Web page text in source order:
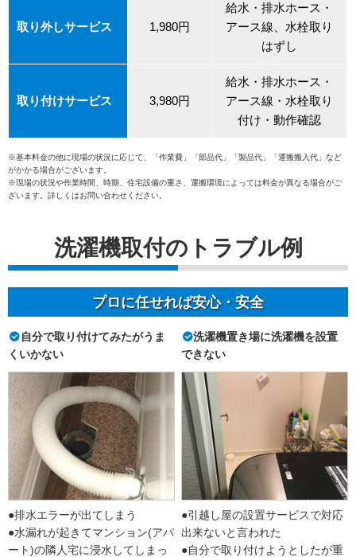
取り外しサービス 1,980円
給水・排水ホース・
アース線、水栓取り
はずし
取り付けサービス 3,980円
給水・排水ホース・
アース線・水栓取り
付け・動作確認
※基本料金の他に現場の状況に応じて、「作業費」「部品代」「製品代」「運搬搬入代」など
がかかる場合がございます。
※現場の状況や作業時間、時期、住宅設備の重さ、運搬環境によっては料金が異なる場合がご
ざいます。詳しくはお問い合わせください。
洗濯機取付のトラブル例
プロに任せれば安心・安全
自分で取り付けてみたがうま
くいかない
●排水エラーが出てしまう
●水漏れが起きてマンション(アパ
ート)の隣人宅に浸水してしまっ
洗濯機置き場に洗濯機を設置
できない
●引越し屋の設置サービスで対応
出来ないと言われた
●自分で取り付けようとしたが重